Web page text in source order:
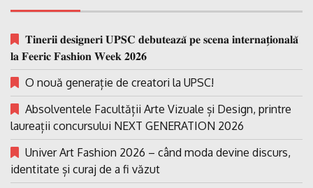
𝐓𝐢𝐧𝐞𝐫𝐢𝐢 𝐝𝐞𝐬𝐢𝐠𝐧𝐞𝐫𝐢 𝐔𝐏𝐒𝐂 𝐝𝐞𝐛𝐮𝐭𝐞𝐚𝐳𝐚̆ 𝐩𝐞 𝐬𝐜𝐞𝐧𝐚 𝐢𝐧𝐭𝐞𝐫𝐧𝐚𝐭̗𝐢𝐨𝐧𝐚𝐥𝐚̆
𝐥𝐚 𝐅𝐞𝐞𝐫𝐢𝐜 𝐅𝐚𝐬𝐡𝐢𝐨𝐧 𝐖𝐞𝐞𝐤 𝟐𝟎𝟐𝟔
O nouă generație de creatori la UPSC!
Absolventele Facultății Arte Vizuale și Design, printre
laureații concursului NEXT GENERATION 2026
Univer Art Fashion 2026 – când moda devine discurs,
identitate și curaj de a fi văzut